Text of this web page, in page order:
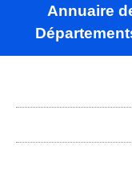
Annuaire